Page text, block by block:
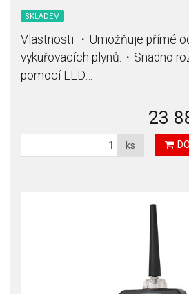
SKLADEM
Vlastnosti ・Umožňuje přímé
vykuřovacích plynů.・Snadno
pomocí LED…
23
ks